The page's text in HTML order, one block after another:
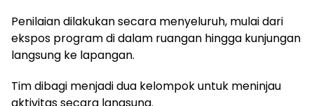
Penilaian dilakukan secara menyeluruh, mulai dari
ekspos program di dalam ruangan hingga kunjungan
langsung ke lapangan.
Tim dibagi menjadi dua kelompok untuk meninjau